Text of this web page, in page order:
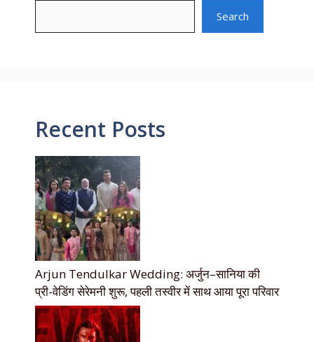
Search
Recent Posts
Arjun Tendulkar Wedding: अर्जुन–सानिया की
प्री-वेडिंग सेरेमनी शुरू, पहली तस्वीर में साथ आया पूरा परिवार